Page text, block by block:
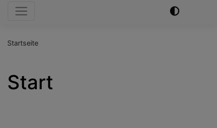
Hauptnavigation
Startseite
Start